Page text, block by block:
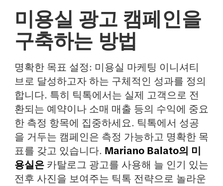
미용실 광고 캠페인을
구축하는 방법
명확한 목표 설정: 미용실 마케팅 이니셔티
브로 달성하고자 하는 구체적인 성과를 정의
합니다. 특히 틱톡에서는 실제 고객으로 전
환되는 예약이나 소매 매출 등의 수익에 중요
한 측정 항목에 집중하세요. 틱톡에서 성공
을 거두는 캠페인은 측정 가능하고 명확한 목
표를 갖고 있습니다. Mariano Balato의 미
용실은 카탈로그 광고를 사용해 늘 인기 있는
전후 사진을 보여주는 틱톡 전략으로 놀라운